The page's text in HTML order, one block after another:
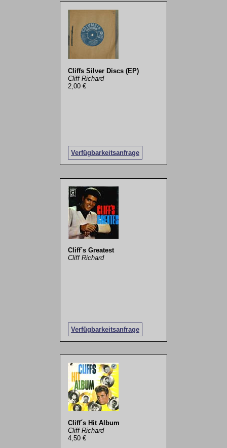
Cliffs Silver Discs (EP)
Cliff Richard
2,00 €
Verfügbarkeitsanfrage
Cliff´s Greatest
Cliff Richard
Verfügbarkeitsanfrage
Cliff´s Hit Album
Cliff Richard
4,50 €